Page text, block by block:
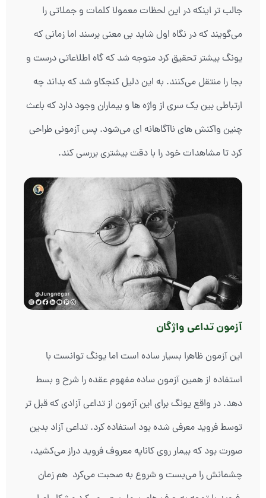
جالب تر اینکه در این لحظات معمولا کلمات و جملاتی را
می‌گویند که در نگاه اول شاید بی معنی برسند اما زمانی که
یونگ بیشتر تحقیق کرد متوجه شد که گاه اطلاعاتی درست و
بجا را منتقل می‌کنند. به این دلیل کنجکاو شد که بداند چه
ارتباطی بین یک سری از واژه ها و بیماران وجود دارد که باعث
چنین واکنش های ناآگاهانه ای می‌شود. پس آزمونی طراحی
کرد تا مشاهدات خود را با دقت بیشتری بررسی کند.
آزمون تداعی واژگان
این آزمون ظاهرا بسیار ساده است اما یونگ توانست با
استفاده از همین آزمون ساده مفهوم عقده را شرح و بسط
دهد. در واقع یونگ برای این آزمون از تداعی آزادی که قبل تر
توسط فروید معرفی شده بود استفاده کرد. تداعی آزاد بدین
صورت بود که بیمار روی کاناپه معروف فروید دراز می‌کشید،
چشمانش را می‌بست و شروع به صحبت می‌کرد هم زمان